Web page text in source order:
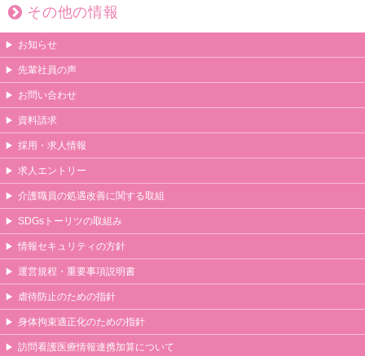
その他の情報
お知らせ
先輩社員の声
お問い合わせ
資料請求
採用・求人情報
求人エントリー
介護職員の処遇改善に関する取組
SDGsトーリツの取組み
情報セキュリティの方針
運営規程・重要事項説明書
虐待防止のための指針
身体拘束適正化のための指針
訪問看護医療情報連携加算について